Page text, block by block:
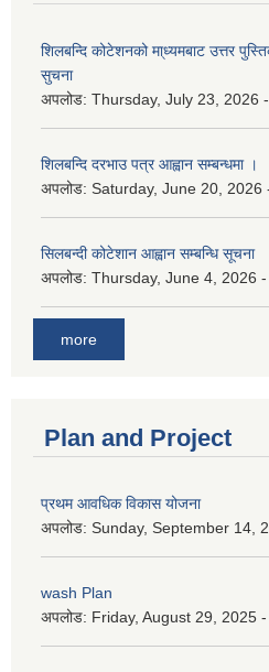
शिलबन्दि कोटेशनको मा्ध्यमबाट उत्तर
सुचना
अपलोड: Thursday, July 23, 2026
शिलबन्दि दरभाउ पत्र आह्वान सम्बन्धमा ।
अपलोड: Saturday, June 20, 2026
सिलबन्दी कोटेशान आह्वान सम्बन्धि सूचना
अपलोड: Thursday, June 4, 2026
more
Plan and Project
प्रथम आवधिक विकास योजना
अपलोड: Sunday, September 14,
wash Plan
अपलोड: Friday, August 29, 2025